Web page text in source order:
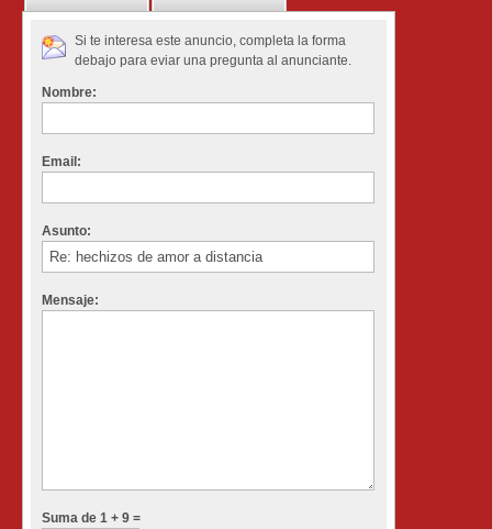
Si te interesa este anuncio, completa la forma
debajo para eviar una pregunta al anunciante.
Nombre:
Email:
Asunto:
Mensaje:
Suma de 1 + 9 =